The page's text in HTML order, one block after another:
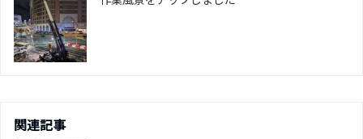
関連記事